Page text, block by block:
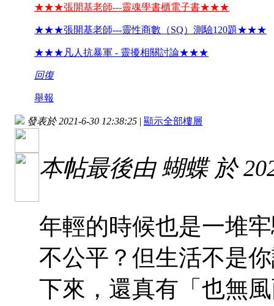
★★★張開基老師---靈魂學書櫃電子書★★★
★★★張開基老師---靈性商數（SQ）測驗120題★★★
★★★凡人抗暴軍 - 靈擾相關討論★★★
回復
舉報
發表於 2021-6-30 12:38:25 | 顯示全部樓層
本帖最後由 蝴蝶 於
年輕的時候也是一堆
不公平？但生活不是
下來，還真有「也無